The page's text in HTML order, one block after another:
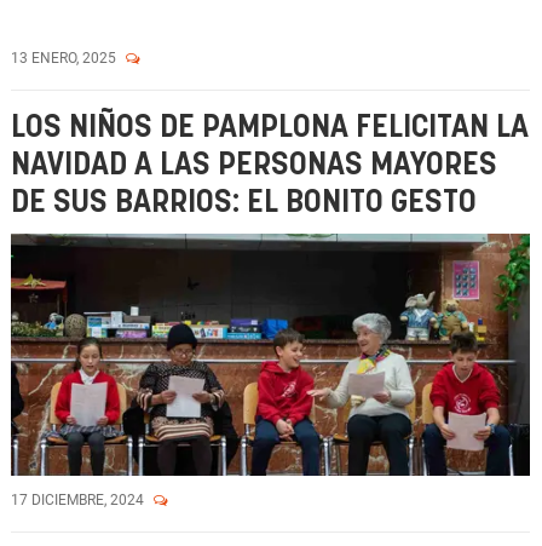
13 ENERO, 2025
LOS NIÑOS DE PAMPLONA FELICITAN LA
NAVIDAD A LAS PERSONAS MAYORES
DE SUS BARRIOS: EL BONITO GESTO
17 DICIEMBRE, 2024